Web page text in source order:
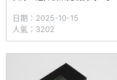
像是討論度一直居高不下的
SAMSUNG Galaxy S23
Ultra，不僅延續經典的旗艦設
計，還搭載 10 倍光學長焦鏡
日期：2025-10-15
人氣：3202